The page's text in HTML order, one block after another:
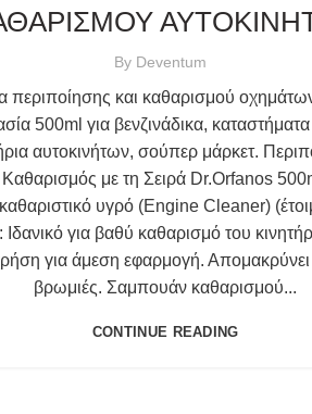
By Deventum
περιποίησης και καθαρισμού
500ml για βενζινάδικα,
αυτοκινήτων, σούπερ μάρκετ.
Καθαρισμός με τη Σειρά Dr.Orfanos
υγρό (Engine Cleaner)
για βαθύ καθαρισμό του
για άμεση εφαρμογή. Απομακρύνει
βρωμιές. Σαμπουάν καθαρισμού...
CONTINUE READING